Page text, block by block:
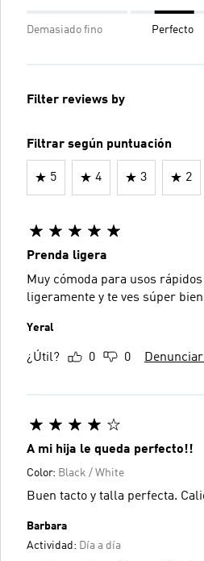
Demasiado fino Perfecto
Filter reviews by
Filtrar según puntuación
5 4 3 2
Prenda ligera
Muy cómoda para usos
ligeramente y te ves súper
Yeral
¿Útil? 0 0
A mi hija le queda perfecto!!
Color: Black / White
Buen tacto y talla perfecta.
Barbara
Actividad: Día a día